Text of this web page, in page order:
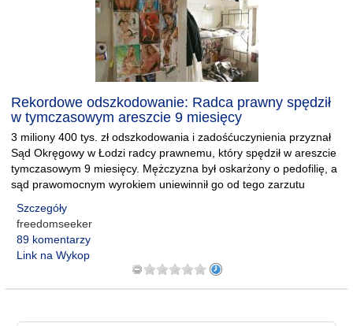
Rekordowe odszkodowanie: Radca prawny spędził
w tymczasowym areszcie 9 miesięcy
3 miliony 400 tys. zł odszkodowania i zadośćuczynienia przyznał
Sąd Okręgowy w Łodzi radcy prawnemu, który spędził w areszcie
tymczasowym 9 miesięcy. Mężczyzna był oskarżony o pedofilię, a
sąd prawomocnym wyrokiem uniewinnił go od tego zarzutu
Szczegóły
freedomseeker
89 komentarzy
Link na Wykop